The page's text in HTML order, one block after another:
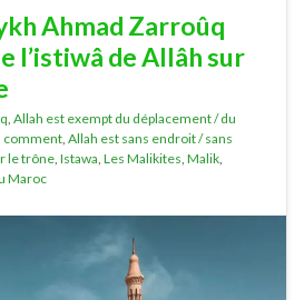
Ahmad Zarroûq
l’istiwâ de Allâh sur
Allah est exempt du déplacement / du
comment Allah est sans endroit / sans
le trône Istawa Les Malikites Malik
Maroc